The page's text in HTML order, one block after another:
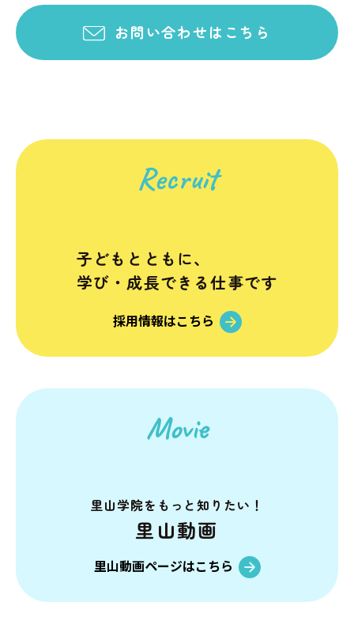
お問い合わせはこちら
Recruit
子どもとともに、
学び・成長できる仕事です
採用情報はこちら
Movie
里山学院を もっと知りたい！
里山動画
里山動画ページはこちら